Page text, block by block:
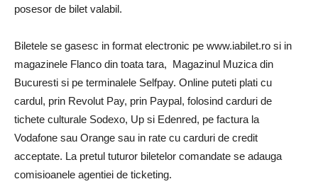
posesor de bilet valabil.
Biletele se gasesc in format electronic pe www.iabilet.ro si in
magazinele Flanco din toata tara, Magazinul Muzica din
Bucuresti si pe terminalele Selfpay. Online puteti plati cu
cardul, prin Revolut Pay, prin Paypal, folosind carduri de
tichete culturale Sodexo, Up si Edenred, pe factura la
Vodafone sau Orange sau in rate cu carduri de credit
acceptate. La pretul tuturor biletelor comandate se adauga
comisioanele agentiei de ticketing.